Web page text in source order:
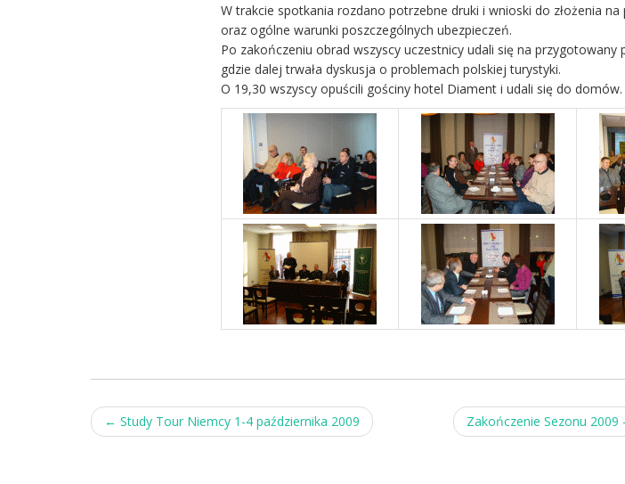
W trakcie spotkania rozdano potrzebne druki i wnioski do złożenia na
oraz ogólne warunki poszczególnych ubezpieczeń.
Po zakończeniu obrad wszyscy uczestnicy udali się na przygotowany
gdzie dalej trwała dyskusja o problemach polskiej turystyki.
O 19,30 wszyscy opuścili gościny hotel Diament i udali się do domów.
Post
← Study Tour Niemcy 1-4 października 2009 Zakończenie Sezonu 2009